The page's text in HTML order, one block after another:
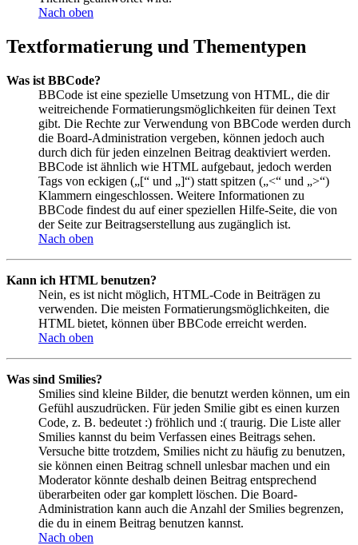
Nach oben
Textformatierung und Thementypen
Was ist BBCode?
BBCode ist eine spezielle Umsetzung von HTML, die dir
weitreichende Formatierungsmöglichkeiten für deinen Text
gibt. Die Rechte zur Verwendung von BBCode werden durch
die Board-Administration vergeben, können jedoch auch
durch dich für jeden einzelnen Beitrag deaktiviert werden.
BBCode ist ähnlich wie HTML aufgebaut, jedoch werden
Tags von eckigen („[“ und „]“) statt spitzen („<“ und „>“)
Klammern eingeschlossen. Weitere Informationen zu
BBCode findest du auf einer speziellen Hilfe-Seite, die von
der Seite zur Beitragserstellung aus zugänglich ist.
Nach oben
Kann ich HTML benutzen?
Nein, es ist nicht möglich, HTML-Code in Beiträgen zu
verwenden. Die meisten Formatierungsmöglichkeiten, die
HTML bietet, können über BBCode erreicht werden.
Nach oben
Was sind Smilies?
Smilies sind kleine Bilder, die benutzt werden können, um ein
Gefühl auszudrücken. Für jeden Smilie gibt es einen kurzen
Code, z. B. bedeutet :) fröhlich und :( traurig. Die Liste aller
Smilies kannst du beim Verfassen eines Beitrags sehen.
Versuche bitte trotzdem, Smilies nicht zu häufig zu benutzen,
sie können einen Beitrag schnell unlesbar machen und ein
Moderator könnte deshalb deinen Beitrag entsprechend
überarbeiten oder gar komplett löschen. Die Board-
Administration kann auch die Anzahl der Smilies begrenzen,
die du in einem Beitrag benutzen kannst.
Nach oben